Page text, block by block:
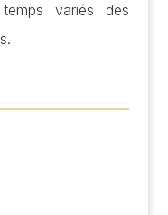
variés des